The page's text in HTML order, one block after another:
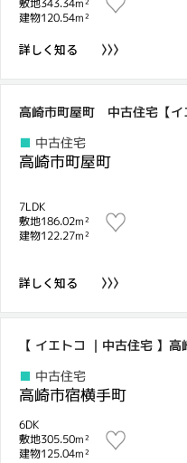
建物120.54m²
詳しく知る
高崎市町屋町 中古住宅【イ
中古住宅
高崎市町屋町
7LDK
敷地186.02m²
建物122.27m²
詳しく知る
【 イエトコ ｜中古住宅 】
中古住宅
高崎市宿横手町
6DK
敷地305.50m²
建物125.04m²